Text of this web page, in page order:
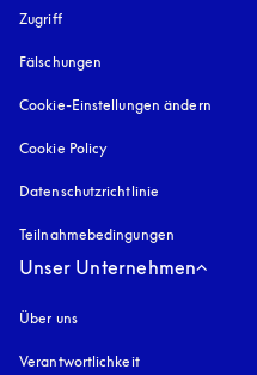
Zugrifföffnet sich in einem neuen Tab
Fälschungen
Cookie-Einstellungen ändern
Cookie Policy
Datenschutzrichtlinie
Teilnahmebedingungen
Unser Unternehmen
Über uns
Verantwortlichkeit